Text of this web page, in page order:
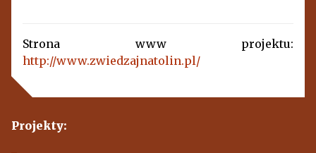
Strona www projektu:
http://www.zwiedzajnatolin.pl/
Projekty: